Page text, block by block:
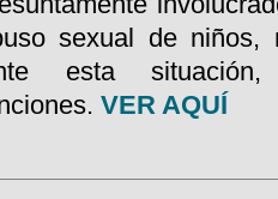
sexual de niños,
esta
VER AQUÍ